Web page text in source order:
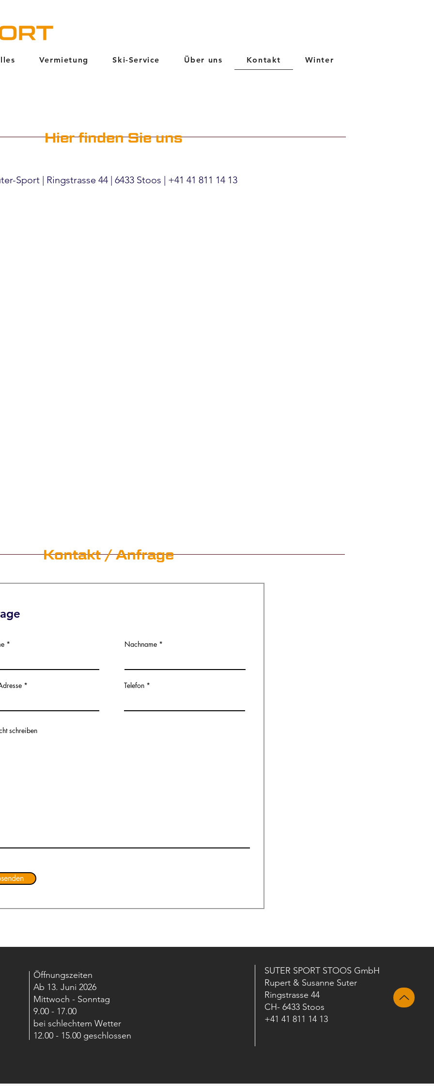
Vermietung Ski-Service Über uns Kontakt Winter
Hier finden Sie uns
Sport | Ringstrasse 44 | 6433 Stoos | +41 41 811 14 13
Kontakt / Anfrage
Nachname
Telefon
schreiben
Öffnungszeiten
Ab 13. Juni 2026
Mittwoch - Sonntag
9.00 - 17.00
bei schlechtem Wetter
12.00 - 15.00 geschlossen
SUTER SPORT STOOS GmbH
Rupert & Susanne Suter
Ringstrasse 44
CH- 6433 Stoos
+41 41 811 14 13